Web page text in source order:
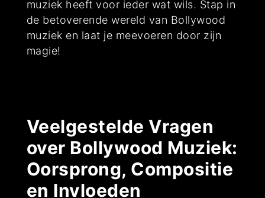
muziek heeft voor ieder wat wils. Stap in
de betoverende wereld van Bollywood
muziek en laat je meevoeren door zijn
magie!
Veelgestelde Vragen
over Bollywood Muziek:
Oorsprong, Compositie
en Invloeden